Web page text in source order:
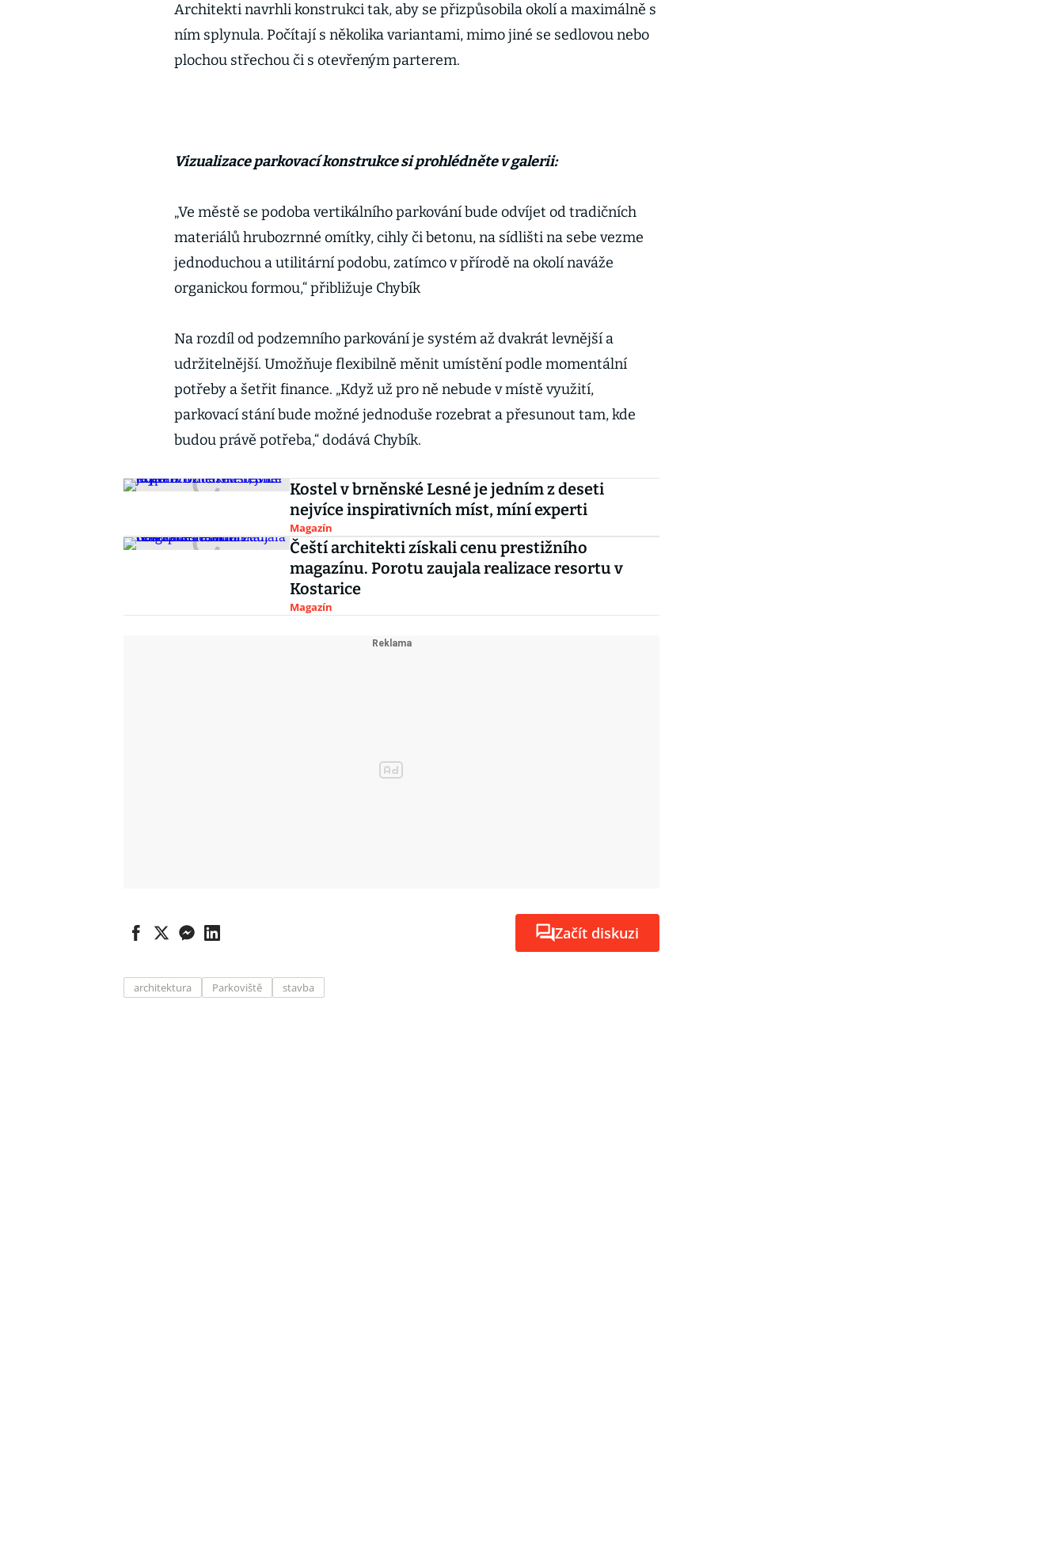
Architekti navrhli konstrukci tak, aby se přizpůsobila okolí a maximálně s
ním splynula. Počítají s několika variantami, mimo jiné se sedlovou nebo
plochou střechou či s otevřeným parterem.
Vizualizace parkovací konstrukce si prohlédněte v galerii:
„Ve městě se podoba vertikálního parkování bude odvíjet od tradičních
materiálů hrubozrnné omítky, cihly či betonu, na sídlišti na sebe vezme
jednoduchou a utilitární podobu, zatímco v přírodě na okolí naváže
organickou formou,“ přibližuje Chybík
Na rozdíl od podzemního parkování je systém až dvakrát levnější a
udržitelnější. Umožňuje flexibilně měnit umístění podle momentální
potřeby a šetřit finance. „Když už pro ně nebude v místě využití,
parkovací stání bude možné jednoduše rozebrat a přesunout tam, kde
budou právě potřeba,“ dodává Chybík.
Kostel v brněnské Lesné je jedním z deseti
nejvíce inspirativních míst, míní experti
Magazín
Čeští architekti získali cenu prestižního
magazínu. Porotu zaujala realizace resortu v
Kostarice
Magazín
Začít diskuzi
architektura Parkoviště stavba